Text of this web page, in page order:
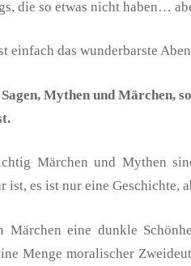
die so etwas nicht haben…
einfach das wunderbarste
Mythen und Märchen,
Märchen und Mythen
ist, es ist nur eine
Märchen eine dunkle
Menge moralischer